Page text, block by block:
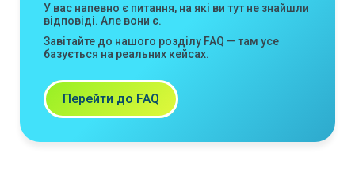
У вас напевно є питання, на які ви тут не знайшли
відповіді. Але вони є.
Завітайте до нашого розділу FAQ — там усе
базується на реальних кейсах.
Перейти до FAQ